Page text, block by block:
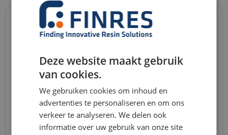
Deze website maakt gebruik
van cookies.
We gebruiken cookies om inhoud en
advertenties te personaliseren en om ons
verkeer te analyseren. We delen ook
informatie over uw gebruik van onze site